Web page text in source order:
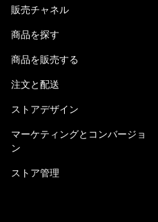
販売チャネル
商品を探す
商品を販売する
注文と配送
ストアデザイン
マーケティングとコンバージョ
ン
ストア管理